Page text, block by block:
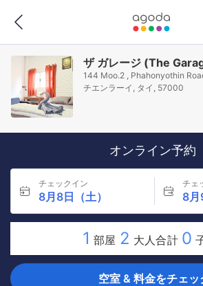
ザ ガレージ (The
144 Moo.2 , Phahonyothin
チエンラーイ, タイ, 57000
オンライン予約
チェックイン
8月8日（土）
チェ
8月
1 部屋 2 大人合計 0
空室 & 料金をチェッ